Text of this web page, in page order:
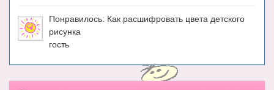
Понравилось: Как расшифровать цвета детского
рисунка
гость